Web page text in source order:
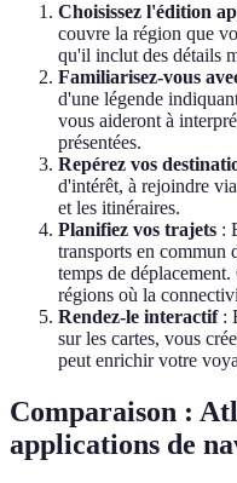
Choisissez l'édition
couvre la région que
qu'il inclut des détails
Familiarisez-vous
d'une légende
vous aideront à
présentées.
Repérez vos
d'intérêt, à rejoindre
et les itinéraires.
Planifiez vos trajets :
transports en commun
temps de
régions où la
Rendez-le interactif:
sur les cartes, vous
peut enrichir votre
Comparaison :
applications de